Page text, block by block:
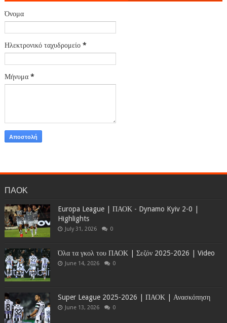
Όνομα
Ηλεκτρονικό ταχυδρομείο *
Μήνυμα *
ΠΑΟΚ
Europa League | ΠΑΟΚ - Dynamo Kyiv 2-0 |
Highlights
July 31, 2026 0
Όλα τα γκολ του ΠΑΟΚ | Σεζόν 2025-2026 | Video
June 14, 2026 0
Super League 2025-2026 | ΠΑΟΚ | Ανασκόπηση
June 13, 2026 0